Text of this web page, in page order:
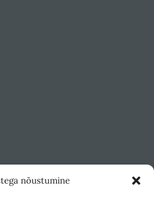
nõustumine